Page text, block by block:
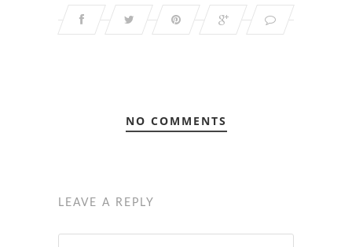
NO COMMENTS
LEAVE A REPLY